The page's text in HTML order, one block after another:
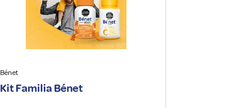
Bénet
Kit Familia Bénet